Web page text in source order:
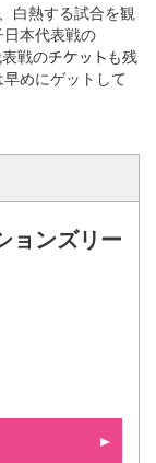
白熱する試合を観
本代表戦の
戦の
も残
めにゲットして
ョンズリー